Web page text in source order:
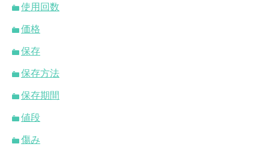
使用回数
価格
保存
保存方法
保存期間
値段
傷み